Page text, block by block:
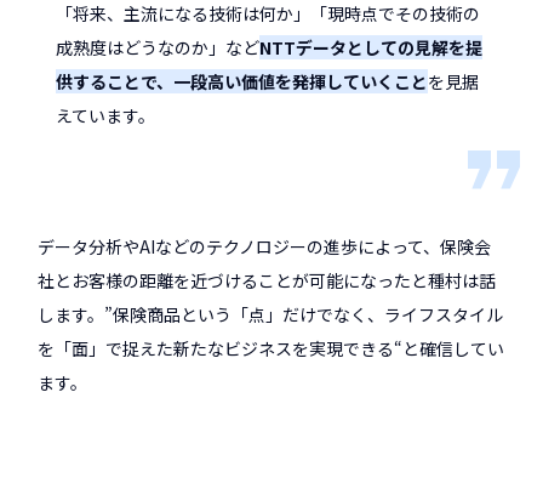
「将来、主流になる技術は何か」「現時点でその技術の
成熟度はどうなのか」などNTTデータとしての見解を提
供することで、一段高い価値を発揮していくことを見据
えています。
データ分析やAIなどのテクノロジーの進歩によって、保険会
社とお客様の距離を近づけることが可能になったと種村は話
します。”保険商品という「点」だけでなく、ライフスタイル
を「面」で捉えた新たなビジネスを実現できる“と確信してい
ます。